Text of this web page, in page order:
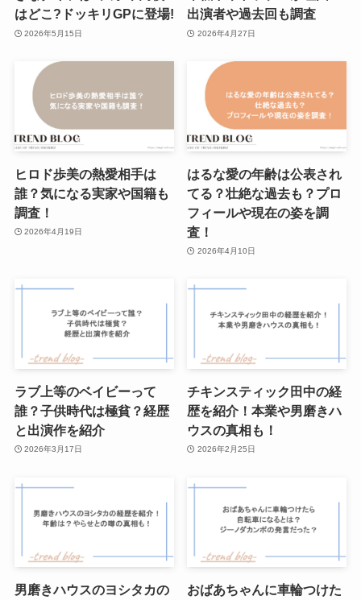
はどこ?ドッキリGPに登場!
2026年5月15日
出演者や過去回も調査
2026年4月27日
ヒロド歩美の熱愛相手は
誰？気になる実家や国籍も
調査！
2026年4月19日
はるな愛の年齢は公表され
てる？壮絶な過去も？プロ
フィールや現在の姿を調
査！
2026年4月10日
ラブ上等のベイビーって
誰？子供時代は極貧？経歴
と出演作を紹介
2026年3月17日
チキンスティック田中の経
歴を紹介！本業や男磨きハ
ウスの真相も！
2026年2月25日
男磨きハウスのヨシタカの
おばあちゃんに車輪つけた